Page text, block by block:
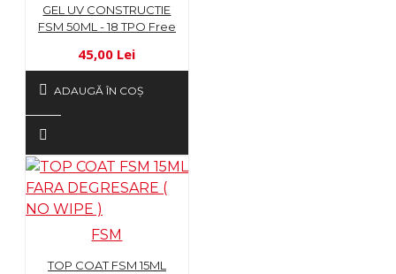
GEL UV CONSTRUCTIE
FSM 50ML - 18 TPO Free
45,00 Lei
ADAUGĂ ÎN COŞ
FSM
TOP COAT FSM 15ML